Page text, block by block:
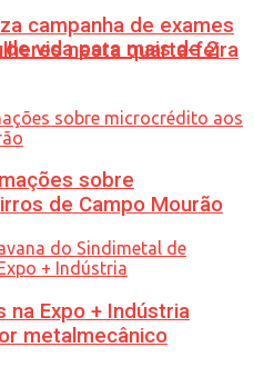
vida para mais de 2
campanha de exames
nesta quarta-feira
sobre
de Campo Mourão
na Expo + Indústria
metalmecânico